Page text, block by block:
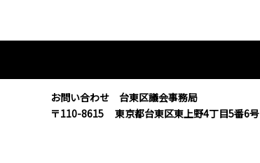
お問い合わせ 台東区議会事務局
〒110-8615
東京都台東区東上野4丁目5番6号